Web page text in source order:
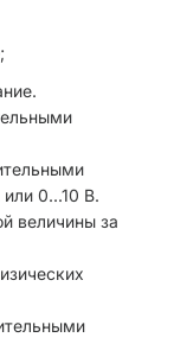
0...10 В.
величины за